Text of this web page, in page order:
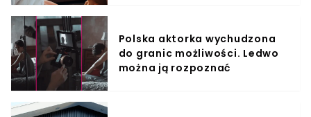
Polska aktorka wychudzona
do granic możliwości. Ledwo
można ją rozpoznać